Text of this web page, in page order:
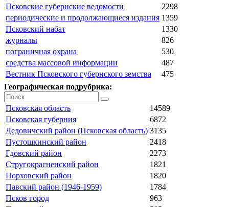
Псковские губернские ведомости
2298
периодические и продолжающиеся издания 1359
Псковский набат
1330
журналы
826
пограничная охрана
530
средства массовой информации
487
Вестник Псковского губернского земства
475
Географическая подрубрика:
Псковская область
14589
Псковская губерния
6872
Дедовичский район (Псковская область) 3135
Пустошкинский район
2418
Гдовский район
2273
Стругокрасненский район
1821
Порховский район
1820
Павский район (1946-1959)
1784
Псков город
963